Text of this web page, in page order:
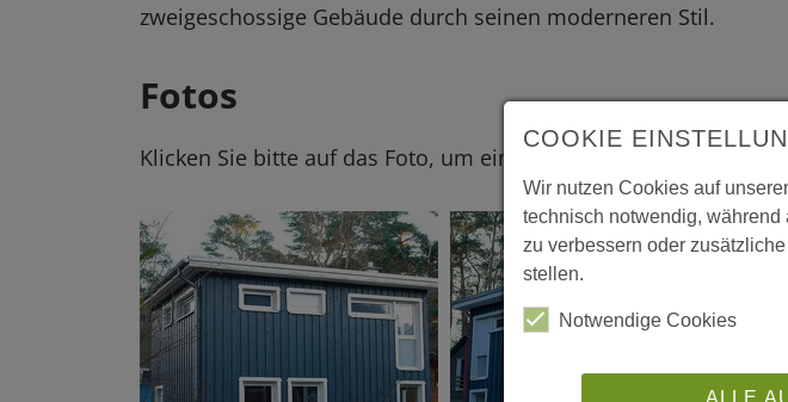
zweigeschossige Gebäude durch seinen moderneren Stil.
Fotos
Klicken Sie bitte auf das Foto, um eine vergrößerte Darstellung
COOKIE
Wir nutzen Cookies auf
technisch notwendig,
zu verbessern oder
stellen.
Notwendige Cookies
ALLE